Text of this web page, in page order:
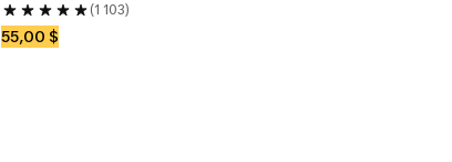
(1 103)
55,00 $